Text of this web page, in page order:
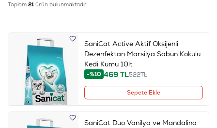
Toplam 21 ürün bulunmaktadır.
SaniCat Active Aktif Oksijenli
Dezenfektan Marsilya Sabun Kokulu
Kedi Kumu 10lt
-%10 469TL522TL
Sepete Ekle
SaniCat Duo Vanilya ve Mandalina